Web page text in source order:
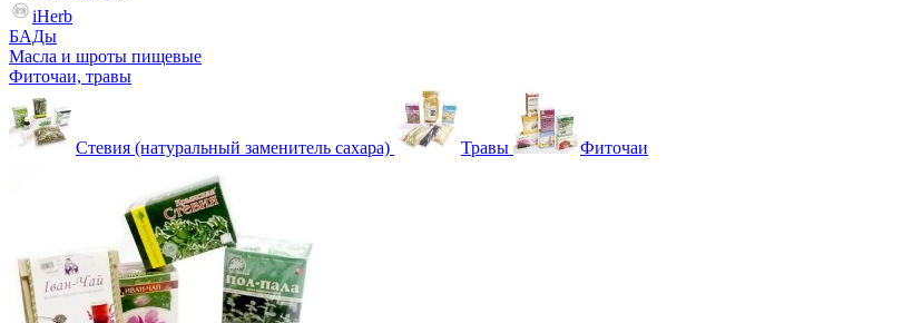
iHerb
БАДы
Масла и шроты пищевые
Фиточаи, травы
Стевия (натуральный заменитель сахара) Травы Фиточаи